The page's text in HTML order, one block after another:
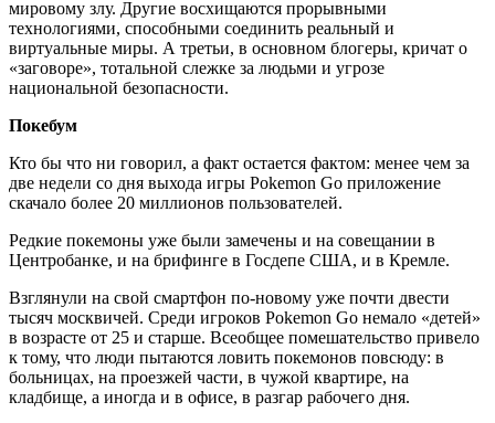
мировому злу. Другие восхищаются прорывными
технологиями, способными соединить реальный и
виртуальные миры. А третьи, в основном блогеры, кричат о
«заговоре», тотальной слежке за людьми и угрозе
национальной безопасности.
Покебум
Кто бы что ни говорил, а факт остается фактом: менее чем за
две недели со дня выхода игры Pokemon Go приложение
скачало более 20 миллионов пользователей.
Редкие покемоны уже были замечены и на совещании в
Центробанке, и на брифинге в Госдепе США, и в Кремле.
Взглянули на свой смартфон по-новому уже почти двести
тысяч москвичей. Среди игроков Pokemon Go немало «детей»
в возрасте от 25 и старше. Всеобщее помешательство привело
к тому, что люди пытаются ловить покемонов повсюду: в
больницах, на проезжей части, в чужой квартире, на
кладбище, а иногда и в офисе, в разгар рабочего дня.